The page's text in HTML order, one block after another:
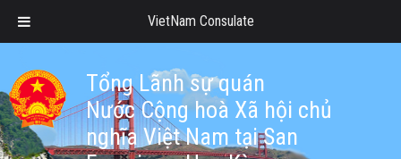
Tổng Lãnh sự quán
Nước Cộng hoà Xã hội chủ
nghĩa Việt Nam tại San
VietNam Consulate